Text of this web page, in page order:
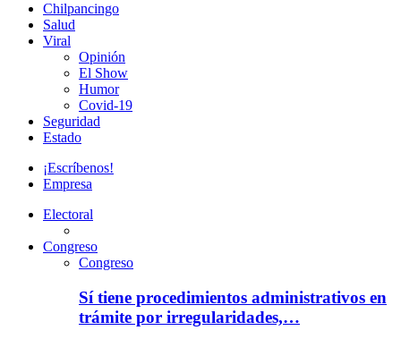
Chilpancingo
Salud
Viral
Opinión
El Show
Humor
Covid-19
Seguridad
Estado
¡Escríbenos!
Empresa
Electoral
Congreso
Congreso
Sí tiene procedimientos administrativos en
trámite por irregularidades,…